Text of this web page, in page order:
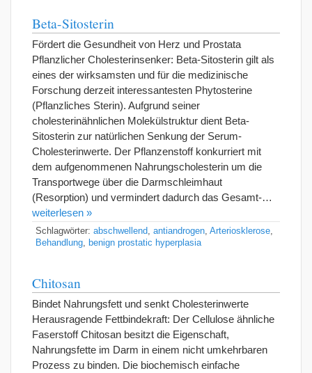
Beta-Sitosterin
Fördert die Gesundheit von Herz und Prostata
Pflanzlicher Cholesterinsenker: Beta-Sitosterin gilt als
eines der wirksamsten und für die medizinische
Forschung derzeit interessantesten Phytosterine
(Pflanzliches Sterin). Aufgrund seiner
cholesterinähnlichen Molekülstruktur dient Beta-
Sitosterin zur natürlichen Senkung der Serum-
Cholesterinwerte. Der Pflanzenstoff konkurriert mit
dem aufgenommenen Nahrungscholesterin um die
Transportwege über die Darmschleimhaut
(Resorption) und vermindert dadurch das Gesamt-…
weiterlesen »
Schlagwörter: abschwellend antiandrogen Arteriosklerose
Behandlung
benign prostatic hyperplasia
Chitosan
Bindet Nahrungsfett und senkt Cholesterinwerte
Herausragende Fettbindekraft: Der Cellulose ähnliche
Faserstoff Chitosan besitzt die Eigenschaft,
Nahrungsfette im Darm in einem nicht umkehrbaren
Prozess zu binden. Die biochemisch einfache